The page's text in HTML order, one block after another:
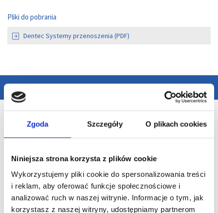
Zgoda Szczegóły O plikach cookies
Niniejsza strona korzysta z plików cookie
Wykorzystujemy pliki cookie do spersonalizowania treści
i reklam, aby oferować funkcje społecznościowe i
analizować ruch w naszej witrynie. Informacje o tym, jak
korzystasz z naszej witryny, udostępniamy partnerom
Pliki do pobrania
Dentec Systemy przenoszenia (PDF)
Oficjalny partner: